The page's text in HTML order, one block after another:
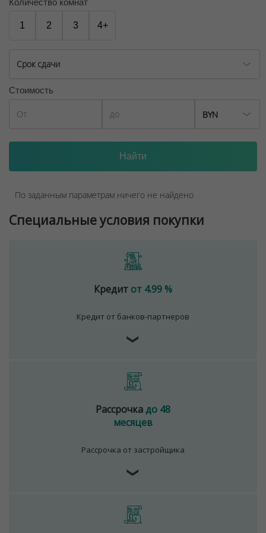
ООО "Твоя столицаконсалт", УНП 190285638, лицензия
Договор на оказание риэлтерских услуг № 449/6, от
04.09.2025
1 2 3 4+
Срок сдачи
Стоимость
BYN
По заданным параметрам ничего не найдено
Специальные условия покупки
Кредит от 4.99 %
Кредит от банков-партнеров
❯
Рассрочкадо 48
месяцев
Рассрочка от застройщика
❯